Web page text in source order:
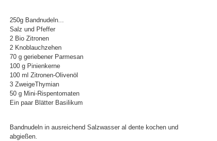
250g Bandnudeln
Salz und Pfeffer
2 Bio Zitronen
2 Knoblauchzehen
70 g geriebener Parmesan
100 g Pinienkerne
100 ml Zitronen-Olivenöl
3 ZweigeThymian
50 g Mini-Rispentomaten
Ein paar Blätter Basilikum
Bandnudeln in ausreichend Salzwasser al dente kochen und
abgießen.